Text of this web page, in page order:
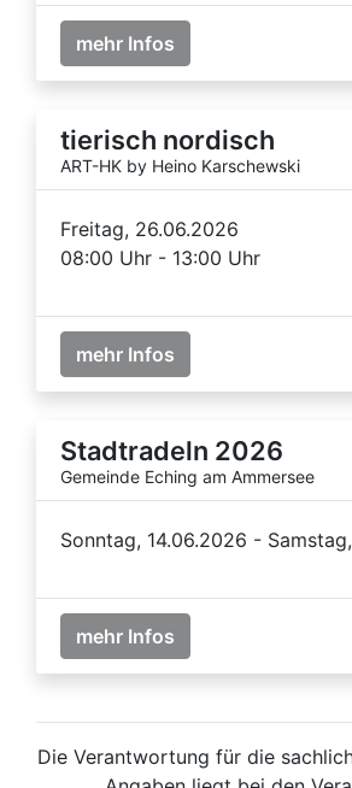
mehr Infos
tierisch nordisch
ART-HK by Heino Karschewski
Freitag, 26.06.2026
08:00 Uhr - 13:00 Uhr
mehr Infos
Stadtradeln 2026
Gemeinde Eching am Ammersee
Sonntag, 14.06.2026 -
mehr Infos
Die Verantwortung für die